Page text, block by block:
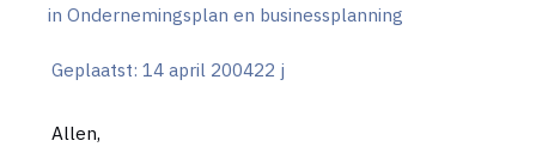
in Ondernemingsplan en businessplanning
Geplaatst: 14 april 200422 j
Allen,